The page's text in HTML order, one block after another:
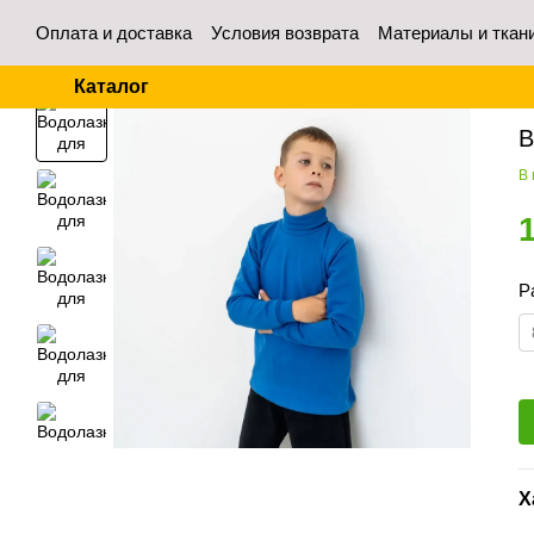
Оплата и доставка Условия возврата
Материалы и
Каталог
В